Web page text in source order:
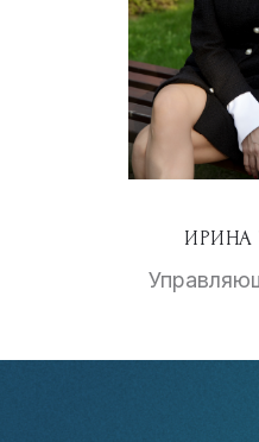
ИРИНА